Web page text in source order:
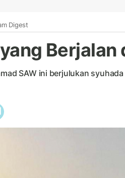
Digest
Berjalan
SAW ini berjulukan